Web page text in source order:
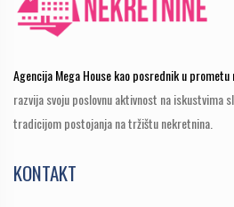
Agencija Mega House kao posrednik u
razvija svoju poslovnu aktivnost na iskustvima
tradicijom postojanja na tržištu nekretnina.
KONTAKT